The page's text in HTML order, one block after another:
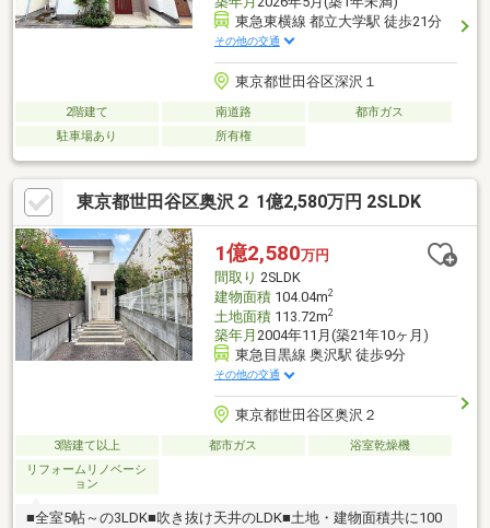
東急東横線 都立大学駅 徒歩21分
その他の交通
東京都世田谷区深沢１
2階建て 南道路
都市ガス
駐車場あり
所有権
東京都世田谷区奥沢２ 1億2,580万円 2SLDK
1億2,580万円
間取り 2SLDK
建物面積104.04m2
土地面積113.72m2
築年月 2004年11月(築21年10ヶ月)
東急目黒線 奥沢駅 徒歩9分
その他の交通
東京都世田谷区奥沢２
3階建て以上 都市ガス
浴室乾燥機
リフォームリノベーシ
ョン
■全室5帖～の3LDK■吹き抜け天井のLDK■土地・建物面積共に100